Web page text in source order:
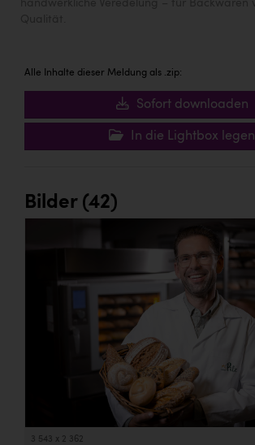
Alle Inhalte dieser Meldung als .zip:
Sofort downloaden
In die Lightbox legen
Bilder (42)
3 543 x 2 362